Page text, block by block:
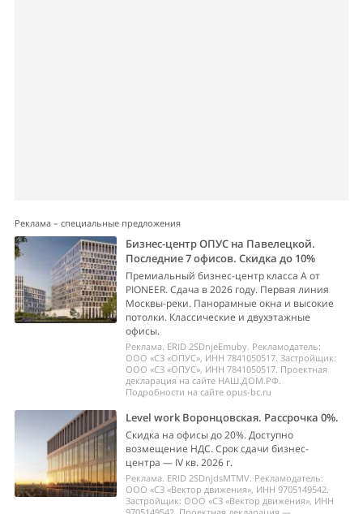
Реклама – специальные предложения
Бизнес-центр ОПУС на Павелецкой.
Последние 7 офисов. Скидка до 10%
Премиальный бизнес-центр класса А от
PIONEER. Сдача в 2026 году. Первая линия
Москвы-реки. Панорамные окна и высокие
потолки. Классические и двухэтажные
офисы.
Реклама. ERID 2SDnjeEmuby. Рекламодатель:
ООО «СЗ «ОПУС», ИНН 7841050517. Застройщик:
ООО «СЗ «ОПУС», ИНН 7841050517. Проектная
декларация на сайте НАШ.ДОМ.РФ.
Подробности на сайте opus-bc.ru
Level work Воронцовская. Рассрочка 0%.
Скидка на офисы до 20%. Доступно
возмещение НДС. Срок сдачи бизнес-
центра — IV кв. 2026 г.
Реклама. ERID 2SDnjdsMTMV. Рекламодатель:
ООО «СЗ «Вектор движения», ИНН 9705149542.
Застройщик: ООО «СЗ «Вектор движения», ИНН